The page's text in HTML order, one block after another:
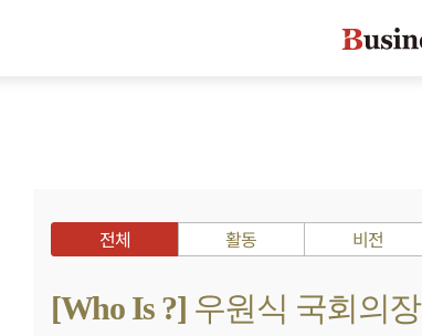
전체 활동 비전
[Who Is ?] 우원식 국회의장